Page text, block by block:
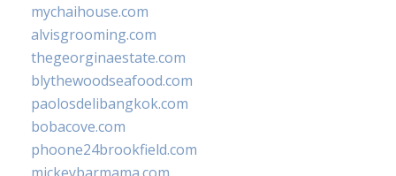
mychaihouse.com
alvisgrooming.com
thegeorginaestate.com
blythewoodseafood.com
paolosdelibangkok.com
bobacove.com
phoone24brookfield.com